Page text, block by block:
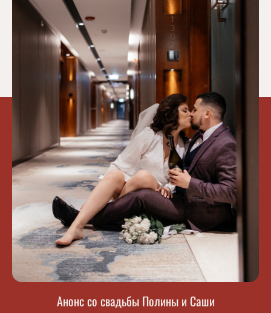
Анонс со свадьбы Полины и Саши